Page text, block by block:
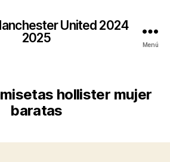
United 2024
2025
Menú
hollister mujer
baratas